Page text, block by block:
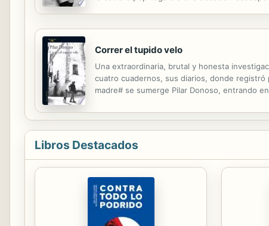
Correr el tupido velo
Una extraordinaria, brutal y honesta
cuatro cuadernos, sus diarios, donde
madre# se sumerge Pilar Donoso, entrando
Libros Destacados